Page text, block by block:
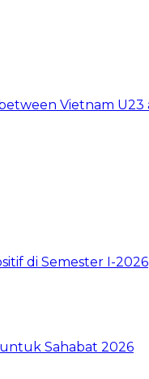
di Semester I-2026
Sahabat 2026